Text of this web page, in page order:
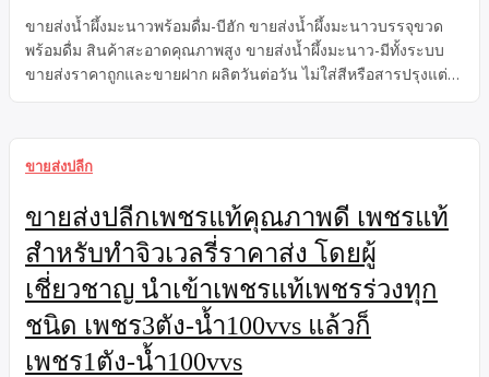
ขายส่งน้ำผึ้งมะนาวพร้อมดื่ม-บีฮัก ขายส่งน้ำผึ้งมะนาวบรรจุขวด
พร้อมดื่ม สินค้าสะอาดคุณภาพสูง ขายส่งน้ำผึ้งมะนาว-มีทั้งระบบ
ขายส่งราคาถูกและขายฝาก ผลิตวันต่อวัน ไม่ใส่สีหรือสารปรุงแต่ง
ขายส่งปลีก
ขายส่งปลีกเพชรแท้คุณภาพดี เพชรแท้
สำหรับทำจิวเวลรี่ราคาส่ง โดยผู้
เชี่ยวชาญ นำเข้าเพชรแท้เพชรร่วงทุก
ชนิด เพชร3ตัง-น้ำ100vvs แล้วก็
เพชร1ตัง-น้ำ100vvs